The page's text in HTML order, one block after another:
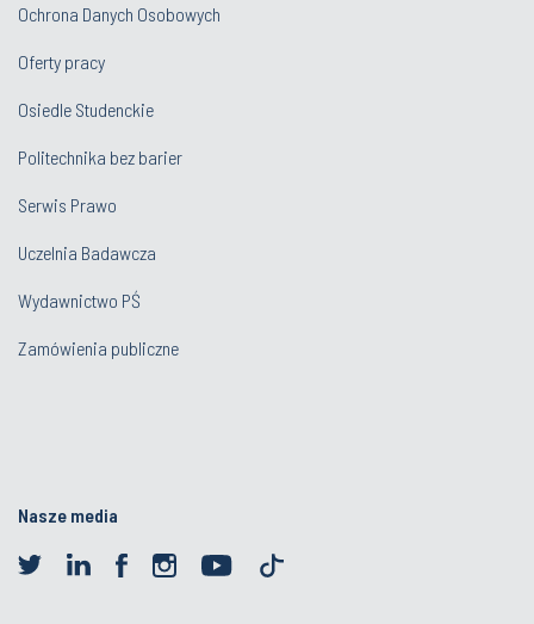
Ochrona Danych Osobowych
Oferty pracy
Osiedle Studenckie
Politechnika bez barier
Serwis Prawo
Uczelnia Badawcza
Wydawnictwo PŚ
Zamówienia publiczne
Nasze media